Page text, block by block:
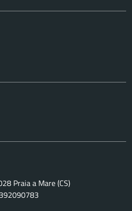
Praia a Mare (CS)